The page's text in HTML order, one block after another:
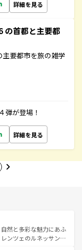
詳細を見る
首都と主要都
主要都市を旅の雑学
弾が登場！
詳細を見る
然と多彩な魅力にあふ
ンツェのルネッサンス